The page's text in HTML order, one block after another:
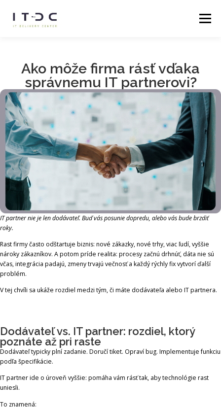
Menu
KONTAKTNÉ ÚDAJE
Ako môže firma rásť vďaka
správnemu IT partnerovi?
IT partner nie je len dodávateľ. Buď vás posunie dopredu, alebo vás bude brzdiť
roky.
Rast firmy často odštartuje biznis: nové zákazky, nové trhy, viac ľudí, vyššie
nároky zákazníkov. A potom príde realita: procesy začnú drhnúť, dáta nie sú
včas, integrácia padajú, zmeny trvajú večnosť a každý rýchly fix vytvorí ďalší
problém.
V tej chvíli sa ukáže rozdiel medzi tým, či máte dodávateľa alebo IT partnera.
Dodávateľ vs. IT partner: rozdiel, ktorý
poznáte až pri raste
Dodávateľ typicky plní zadanie. Doručí tiket. Opraví bug. Implementuje funkciu
podľa špecifikácie.
IT partner ide o úroveň vyššie: pomáha vám rásť tak, aby technológie rast
uniesli.
To znamená: